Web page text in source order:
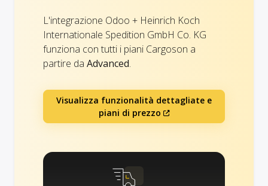
L'integrazione Odoo + Heinrich Koch
Internationale Spedition GmbH Co. KG
funziona con tutti i piani Cargoson a
partire da Advanced.
Visualizza funzionalità dettagliate e
piani di prezzo